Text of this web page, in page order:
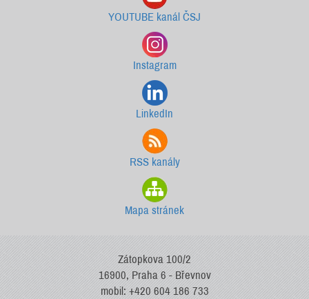
YOUTUBE kanál ČSJ
Instagram
LinkedIn
RSS kanály
Mapa stránek
Zátopkova 100/2
16900, Praha 6 - Břevnov
mobil: +420 604 186 733